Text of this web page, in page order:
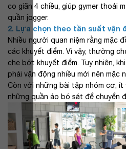
co giãn 4 chiều, giúp gymer thoải
quần jogger.
2. Lựa chọn theo tần suất vận
Nhiều người quan niệm rằng mặc
các khuyết điểm. Vì vậy, thường
che bớt khuyết điểm. Tuy nhiên,
phải vận động nhiều mới nên mặc
Còn với những bài tập nhóm cơ, ít
những quần áo bó sát để chuyển